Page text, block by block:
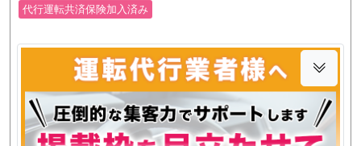
代行運転共済保険加入済み